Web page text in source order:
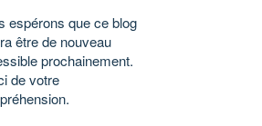
espérons que ce blog
être de nouveau
prochainement.
de votre